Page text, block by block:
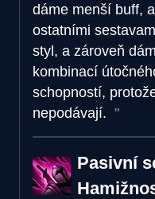
dáme menší buff,
ostatními
styl, a zároveň
kombinací
schopností,
nepodávají.
Pasivní